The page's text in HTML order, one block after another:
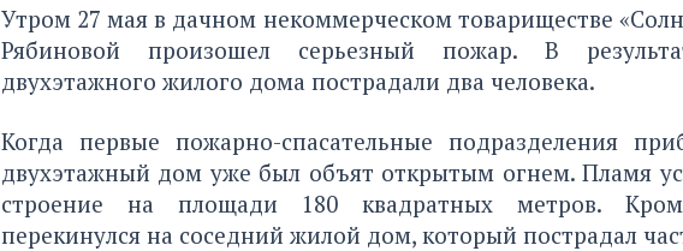
Утром 27 мая в дачном некоммерческом товариществе
Рябиновой произошел серьезный пожар. В
двухэтажного жилого дома пострадали два человека.
Когда первые пожарно-спасательные подразделения
двухэтажный дом уже был объят открытым огнем. Пламя
строение на площади 180 квадратных метров.
перекинулся на соседний жилой дом, который пострадал